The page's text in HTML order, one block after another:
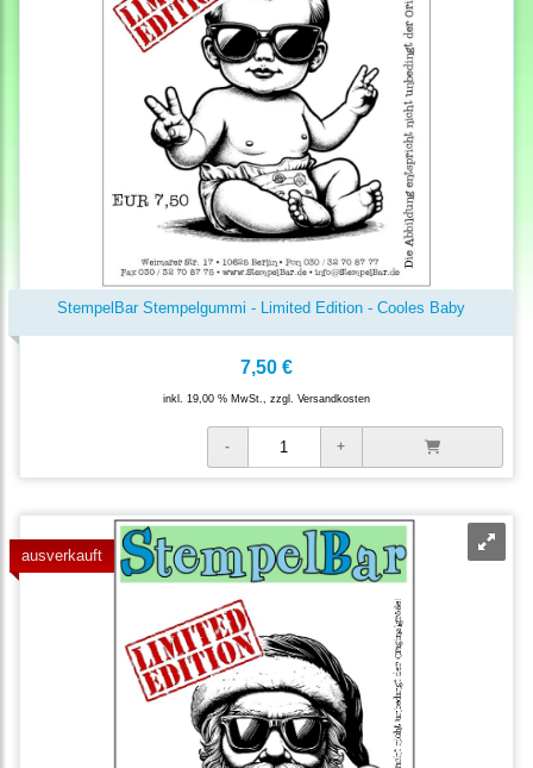
StempelBar Stempelgummi - Limited Edition - Cooles Baby
7,50 €
inkl. 19,00 % MwSt., zzgl. Versandkosten
ausverkauft